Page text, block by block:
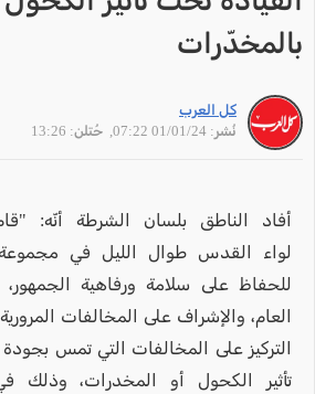
بالمخدّرات
كل العرب
نُشر: 01/01/24 07:22
, حُتلن: 13:26
أفاد الناطق بلسان الشرطة أنّه:
لواء القدس طوال الليل في
للحفاظ على سلامة ورفاهية
العام، والإشراف على المخالفات
التركيز على المخالفات التي تمس بجودة
تأثير الكحول أو المخدرات، وذلك